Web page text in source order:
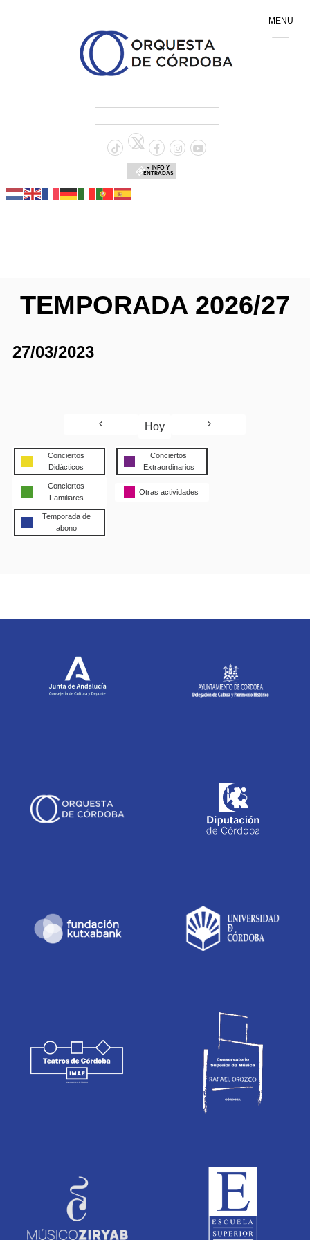
+ INFO Y
ENTRADAS
TEMPORADA 2026/27
27/03/2023
Hoy
Conciertos
Didácticos
Conciertos
Extraordinarios
Conciertos
Familiares
Otras actividades
Temporada de
abono
MENU